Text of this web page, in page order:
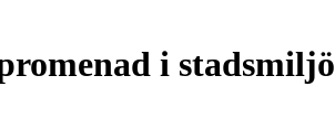
i stadsmiljö